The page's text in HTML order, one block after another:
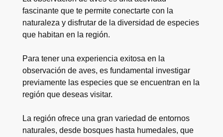
fascinante que te permite conectarte con la
naturaleza y disfrutar de la diversidad de especies
que habitan en la región.
Para tener una experiencia exitosa en la
observación de aves, es fundamental investigar
previamente las especies que se encuentran en la
región que deseas visitar.
La región ofrece una gran variedad de entornos
naturales, desde bosques hasta humedales, que